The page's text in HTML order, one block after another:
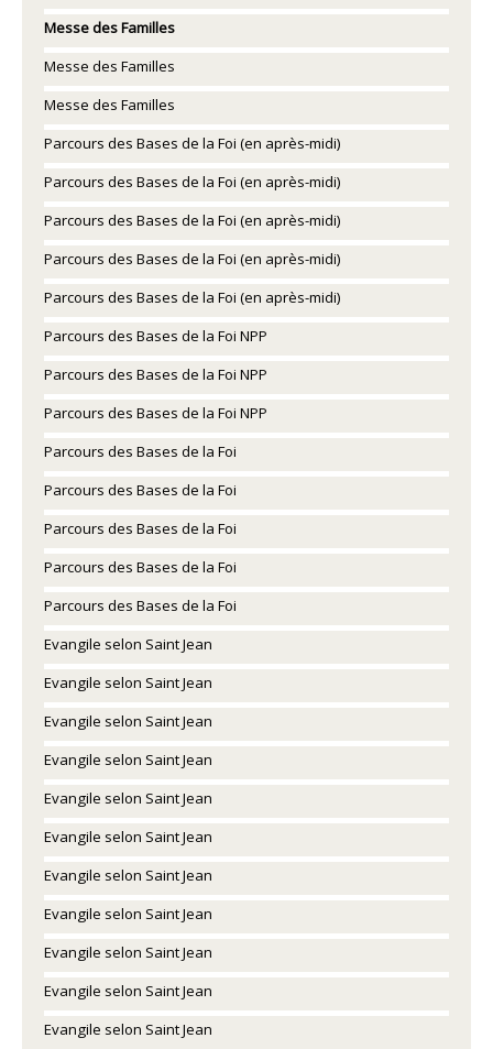
Messe des Familles
Messe des Familles
Messe des Familles
Parcours des Bases de la Foi (en après-midi)
Parcours des Bases de la Foi (en après-midi)
Parcours des Bases de la Foi (en après-midi)
Parcours des Bases de la Foi (en après-midi)
Parcours des Bases de la Foi (en après-midi)
Parcours des Bases de la Foi NPP
Parcours des Bases de la Foi NPP
Parcours des Bases de la Foi NPP
Parcours des Bases de la Foi
Parcours des Bases de la Foi
Parcours des Bases de la Foi
Parcours des Bases de la Foi
Parcours des Bases de la Foi
Evangile selon Saint Jean
Evangile selon Saint Jean
Evangile selon Saint Jean
Evangile selon Saint Jean
Evangile selon Saint Jean
Evangile selon Saint Jean
Evangile selon Saint Jean
Evangile selon Saint Jean
Evangile selon Saint Jean
Evangile selon Saint Jean
Evangile selon Saint Jean